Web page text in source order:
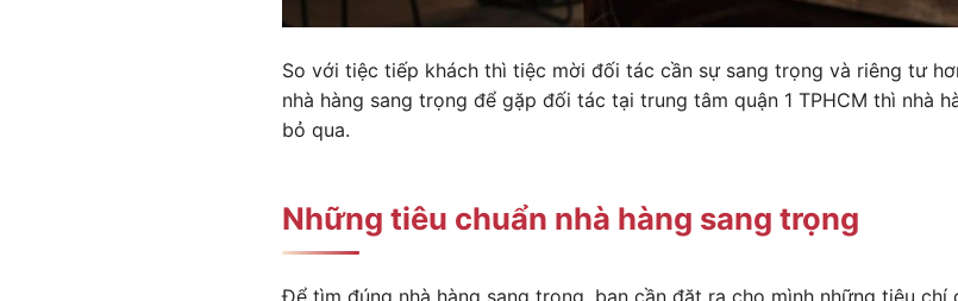
So với tiệc tiếp khách thì tiệc mời đối tác cần sự sang trọng và riêng tư
nhà hàng sang trọng để gặp đối tác tại trung tâm quận 1 TPHCM thì nhà
bỏ qua.
Những tiêu chuẩn nhà hàng sang trọng
Để tìm đúng nhà hàng sang trọng, bạn cần đặt ra cho mình những tiêu